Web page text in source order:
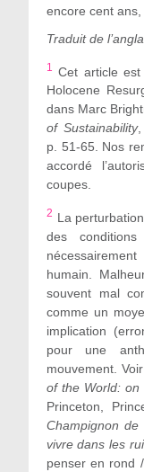
encore cent
Traduit de
1
Cet article
Holocene
dans Marc
of Sustainability,
p. 51-65. Nos
accordé
coupes.
2 La
des
humain.
souvent mal
comme un
implication
pour une
mouvement.
of the World: on
Princeton,
Champignon
vivre dans les
penser en rond